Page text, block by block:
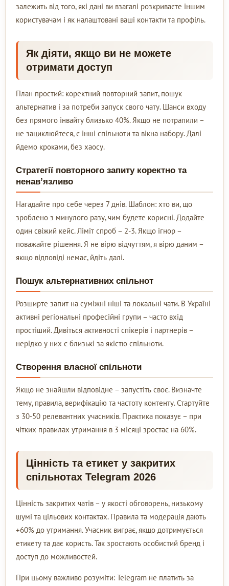
залежить від того, які дані ви взагалі розкриваєте іншим
користувачам і як налаштовані ваші контакти та профіль.
Як діяти, якщо ви не можете
отримати доступ
План простий: коректний повторний запит, пошук
альтернатив і за потреби запуск свого чату. Шанси входу
без прямого інвайту близько 40%. Якщо не потрапили –
не зациклюйтеся, є інші спільноти та вікна набору. Далі
йдемо кроками, без хаосу.
Стратегії повторного запиту коректно та
ненав’язливо
Нагадайте про себе через 7 днів. Шаблон: хто ви, що
зроблено з минулого разу, чим будете корисні. Додайте
один свіжий кейс. Ліміт спроб – 2-3. Якщо ігнор –
поважайте рішення. Я не вірю відчуттям, я вірю даним –
якщо відповіді немає, йдіть далі.
Пошук альтернативних спільнот
Розширте запит на суміжні ніші та локальні чати. В Україні
активні регіональні професійні групи – часто вхід
простіший. Дивіться активності спікерів і партнерів –
нерідко у них є близькі за якістю спільноти.
Створення власної спільноти
Якщо не знайшли відповідне – запустіть своє. Визначте
тему, правила, верифікацію та частоту контенту. Стартуйте
з 30-50 релевантних учасників. Практика показує – при
чітких правилах утримання в 3 місяці зростає на 60%.
Цінність та етикет у закритих
спільнотах Telegram 2026
Цінність закритих чатів – у якості обговорень, низькому
шумі та цільових контактах. Правила та модерація дають
+60% до утримання. Учасник виграє, якщо дотримується
етикету та дає користь. Так зростають особистий бренд і
доступ до можливостей.
При цьому важливо розуміти: Telegram не платить за